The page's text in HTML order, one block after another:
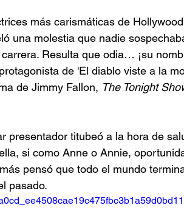
más carismáticas de
una molestia que nadie
Resulta que odia… ¡su
de 'El diablo viste a la
de Jimmy Fallon, The Tonight
presentador titubeó a la hora de
si como Anne o Annie,
pensó que todo el mundo
pasado.